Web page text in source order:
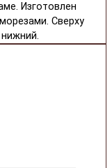
Изготовлен
Сверху